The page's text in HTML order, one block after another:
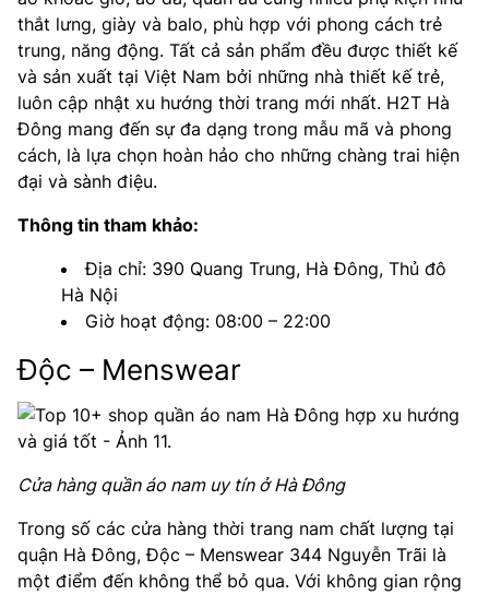
thắt lưng, giày và balo, phù hợp với phong cách trẻ
trung, năng động. Tất cả sản phẩm đều được thiết kế
và sản xuất tại Việt Nam bởi những nhà thiết kế trẻ,
luôn cập nhật xu hướng thời trang mới nhất. H2T Hà
Đông mang đến sự đa dạng trong mẫu mã và phong
cách, là lựa chọn hoàn hảo cho những chàng trai hiện
đại và sành điệu.
Thông tin tham khảo:
Địa chỉ: 390 Quang Trung, Hà Đông, Thủ đô
Hà Nội
Giờ hoạt động: 08:00 – 22:00
Độc – Menswear
Cửa hàng quần áo nam uy tín ở Hà Đông
Trong số các cửa hàng thời trang nam chất lượng tại
quận Hà Đông, Độc – Menswear 344 Nguyễn Trãi là
một điểm đến không thể bỏ qua. Với không gian rộng